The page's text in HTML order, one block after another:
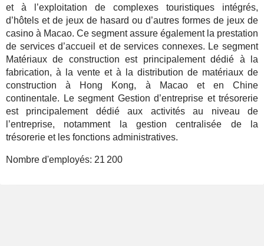
et à l’exploitation de complexes touristiques intégrés,
d’hôtels et de jeux de hasard ou d’autres formes de jeux de
casino à Macao. Ce segment assure également la prestation
de services d’accueil et de services connexes. Le segment
Matériaux de construction est principalement dédié à la
fabrication, à la vente et à la distribution de matériaux de
construction à Hong Kong, à Macao et en Chine
continentale. Le segment Gestion d’entreprise et trésorerie
est principalement dédié aux activités au niveau de
l’entreprise, notamment la gestion centralisée de la
trésorerie et les fonctions administratives.
Nombre d'employés: 21 200